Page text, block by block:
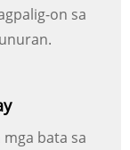
on sa
bata sa